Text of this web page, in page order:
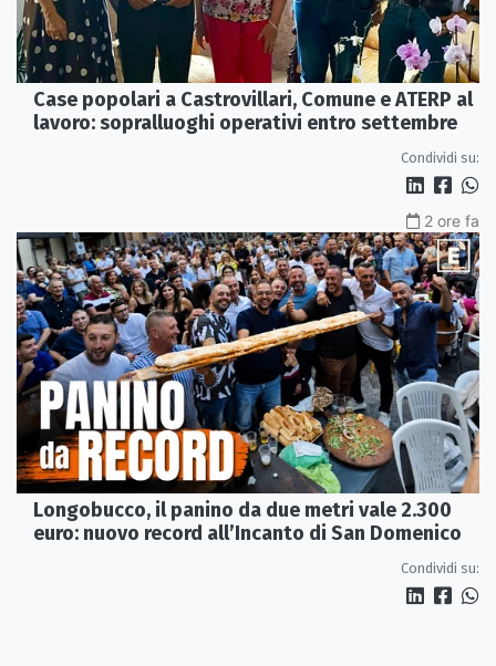
Case popolari a Castrovillari, Comune e ATERP al
lavoro: sopralluoghi operativi entro settembre
Condividi su:
2 ore fa
Longobucco, il panino da due metri vale 2.300
euro: nuovo record all’Incanto di San Domenico
Condividi su: